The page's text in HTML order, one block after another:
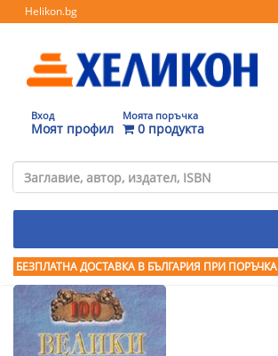
Helikon.bg
Вход
Моят профил
Моята поръчка
0 продукта
БЕЗПЛАТНА ДОСТАВКА В БЪЛГАРИЯ ПРИ ПОРЪЧКА